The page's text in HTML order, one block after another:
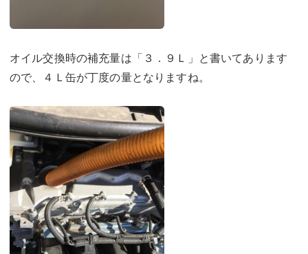
オイル交換時の補充量は「３．９Ｌ」と書いてあります
ので、４Ｌ缶が丁度の量となりますね。